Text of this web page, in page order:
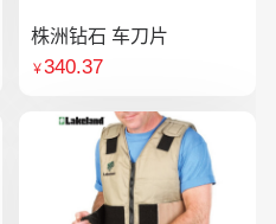
株洲钻石 车刀片
￥340.37